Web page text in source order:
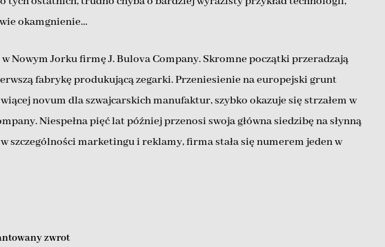
okamgnienie…
Nowym Jorku firmę J. Bulova Company. Skromne początki przeradzają
fabrykę produkującą zegarki. Przeniesienie na europejski grunt
novum dla szwajcarskich manufaktur, szybko okazuje się strzałem w
Niespełna pięć lat później przenosi swoja główna siedzibę na słynną
szczególności marketingu i reklamy, firma stała się numerem jeden w
zwrot